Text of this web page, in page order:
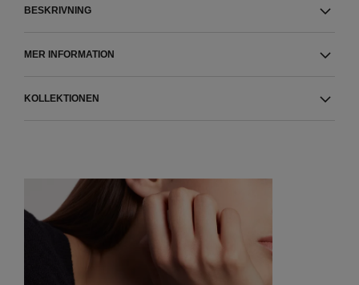
BESKRIVNING
MER INFORMATION
KOLLEKTIONEN